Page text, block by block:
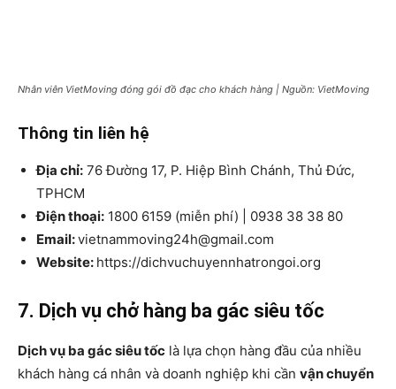
Nhân viên VietMoving đóng gói đồ đạc cho khách hàng | Nguồn: VietMoving
Thông tin liên hệ
Địa chỉ: 76 Đường 17, P. Hiệp Bình Chánh, Thủ Đức,
TPHCM
Điện thoại: 1800 6159 (miễn phí) | 0938 38 38 80
Email:vietnammoving24h@gmail.com
Website: https://dichvuchuyennhatrongoi.org
7. Dịch vụ chở hàng ba gác siêu tốc
Dịch vụ ba gác siêu tốc là lựa chọn hàng đầu của nhiều
khách hàng cá nhân và doanh nghiệp khi cần vận chuyển